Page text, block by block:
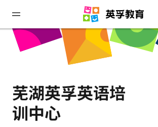
芜湖英孚英语培
训中心